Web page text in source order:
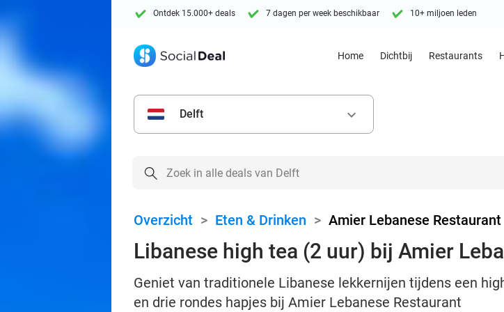
Ontdek 15.000+ deals 7 dagen per week beschikbaar 10+ miljoen leden
Home Dichtbij Restaurants
Delft keyboard_arrow_down
Overzicht > Eten & Drinken > Amier Lebanese Restaurant
Libanese high tea (2 uur) bij Amier
Geniet van traditionele Libanese lekkernijen tijdens een
en drie rondes hapjes bij Amier Lebanese Restaurant